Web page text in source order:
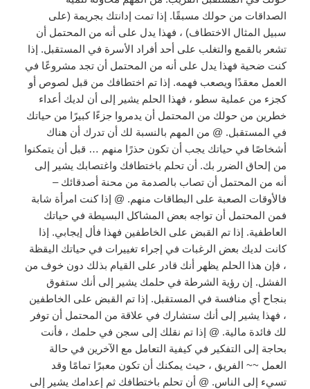
الصداقات من حولك مسبقًا. إذا تمت إدانتك بجريمة (على
سبيل المثال الاختطاف) ، فهذا يدل على أنه من المحتمل أن
تشعر بالقمع والتغلب على أحد أفراد الأسرة في المستقبل. إذا
كنت ضحية فهذا يدل على أنه من المحتمل أن تجد مشروعًا في
العمل معقدًا ويصعب فهمه. إذا تم اختطافك من قبل لصوص أو
كجزء من عملية سطو ، فهذا الحلم يشير إلى أن لديك أعداء
خطرين من حولك من المحتمل أن يدمروا جزءًا كبيرًا من حياتك
في المستقبل. @ من المهم بالنسبة لك أن تدرك أن هناك
أشخاصًا في حياتك يجب أن تكون حذرًا منهم … قبل أن يتمكنوا
من إلحاق الضرر بك. أن تحلم باختطافك واغتصابك يشير إلى
أنه من المحتمل أن تصاب بالصدمة من محنة أصدقائك –
فالأوقات الصعبة على البطاقات منهم. @ إذا كنت امرأة شابة
فمن المحتمل أن تواجه بعض المشاكل البسيطة في حياتك
العاطفية. إذا تم القبض على الخاطفين فهذا فأل إيجابي. إذا
كانت لديك بعض الرغبات في إجراء تغييرات في حياتك اليقظة
، فإن هذا الحلم يظهر أنك قادر على القيام بذلك دون خوف من
الفشل. إن رؤية الشرطة في حلمك يشير إلى أنك ستفوق
بنجاح أي منافسة في المستقبل. إذا تم القبض على الخاطفين
، فهذا يشير إلى أنك ستشارك في علاقة من المحتمل أن توفر
لك فائدة مالية. @ إذا تم نقلك إلى سجن في حلمك ، فأنت
بحاجة إلى التفكير في كيفية التعامل مع الآخرين في حالة
العمل ~~ الفريق ، حيث يمكنك أن تكون معبرًا تمامًا وقد
تسيء إلى الناس. @ أن تحلم باختطافك ثم إعدامك يشير إلى